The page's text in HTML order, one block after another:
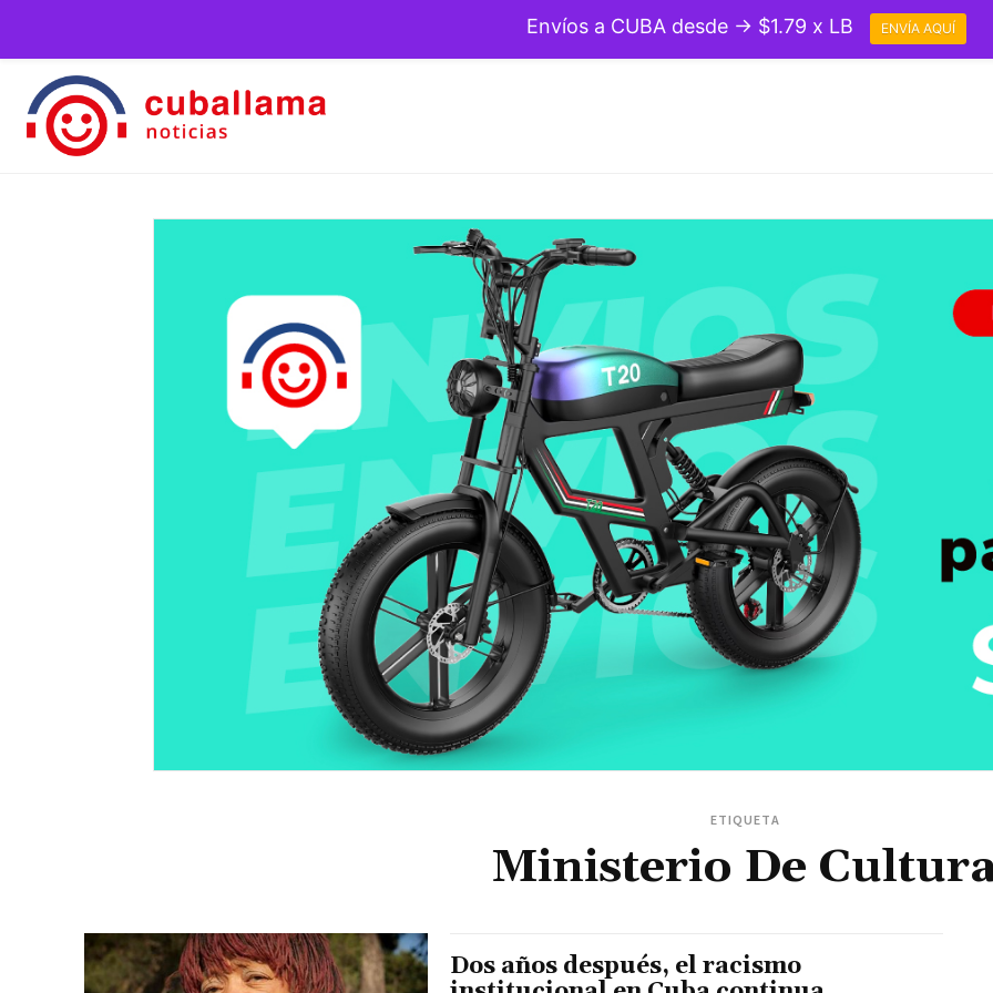
ETIQUETA
Ministerio De
Dos años después, el racismo
Envíos a CUBA desde → $1.79 x LB ENVÍA AQUÍ